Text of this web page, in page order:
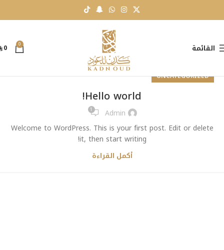
القائمة 0
0
UNCATEGORIZED
Hello world!
Admin
1
Welcome to WordPress. This is your first post. Edit or delete
it, then start writing!
أكمل القراءة